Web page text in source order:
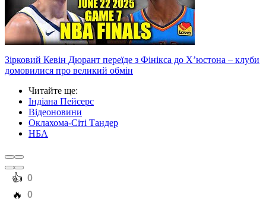
Зірковий Кевін Дюрант переїде з Фінікса до Х’юстона – клуби
домовилися про великий обмін
Читайте ще:
Індіана Пейсерс
Відеоновини
Оклахома-Сіті Тандер
НБА
️👍 0
️🔥 0